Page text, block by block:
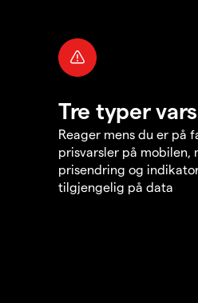
Tre typer
Reager mens du er på
prisvarsler på mobilen,
prisendring og
tilgjengelig på data